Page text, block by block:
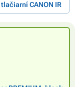
CANON IR